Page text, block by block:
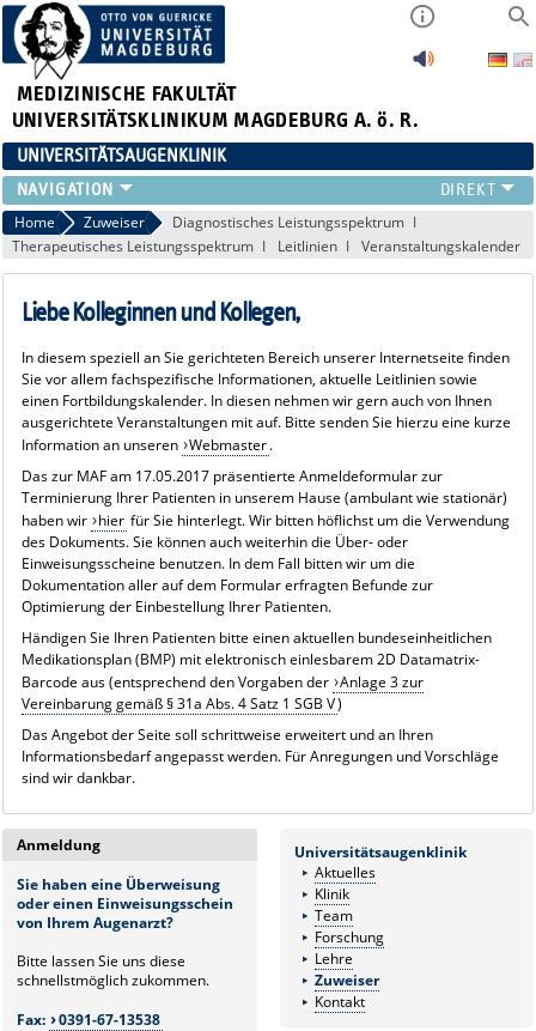
MEDIZINISCHE FAKULTÄT
UNIVERSITÄTSKLINIKUM MAGDEBURG A. ö. R.
UNIVERSITÄTSAUGENKLINIK
AKTUELLES
KLINIK
TEAM
FORSCHUNG
KONTAKT
Home Zuweiser
Diagnostisches Leistungsspektrum
Therapeutisches Leistungsspektrum
Leitlinien Veranstaltungskalender
Liebe Kolleginnen und Kollegen,
In diesem speziell an Sie gerichteten Bereich unserer Internetseite finden
Sie vor allem fachspezifische Informationen, aktuelle Leitlinien sowie
einen Fortbildungskalender. In diesen nehmen wir gern auch von Ihnen
ausgerichtete Veranstaltungen mit auf. Bitte senden Sie hierzu eine kurze
Information an unseren Webmaster.
Das zur MAF am 17.05.2017 präsentierte Anmeldeformular zur
Terminierung Ihrer Patienten in unserem Hause (ambulant wie stationär)
haben wir hier für Sie hinterlegt. Wir bitten höflichst um die Verwendung
des Dokuments. Sie können auch weiterhin die Über- oder
Einweisungsscheine benutzen. In dem Fall bitten wir um die
Dokumentation aller auf dem Formular erfragten Befunde zur
Optimierung der Einbestellung Ihrer Patienten.
Händigen Sie Ihren Patienten bitte einen aktuellen bundeseinheitlichen
Medikationsplan (BMP) mit elektronisch einlesbarem 2D Datamatrix-
Barcode aus (entsprechend den Vorgaben der Anlage 3 zur
Vereinbarung gemäß § 31a Abs. 4 Satz 1 SGB V)
Das Angebot der Seite soll schrittweise erweitert und an Ihren
Informationsbedarf angepasst werden. Für Anregungen und Vorschläge
sind wir dankbar.
Anmeldung
Sie haben eine Überweisung
oder einen Einweisungsschein
von Ihrem Augenarzt?
Bitte lassen Sie uns diese
schnellstmöglich zukommen.
Fax:
0391-67-13538
Universitätsaugenklinik
Aktuelles
Klinik
Team
Forschung
Lehre
Zuweiser
Kontakt